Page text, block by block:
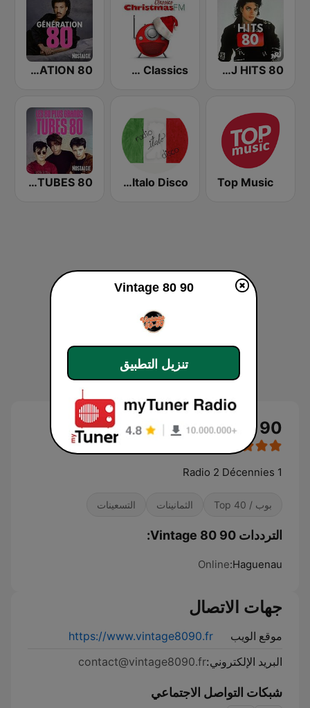
NRJ HITS 80'
Christmas FM Classics
NOSTALGIE GENERATION 80
Top Music
The Disco Paradise - Italo Disco
NOSTALGIE LES 80 PLUS GRANDS TUBES 80
Vintage 80 90 بث حي
1 Radio 2 Décennies
بوب / Top 40 الثمانينات التسعينات
الترددات Vintage 80 90:
Haguenau:
Online
جهات الاتصال
موقع الويب
https://www.vintage8090.fr
البريد الإلكتروني:contact@vintage8090.fr
شبكات التواصل الاجتماعي
Vintage 80 90
تنزيل التطبيق